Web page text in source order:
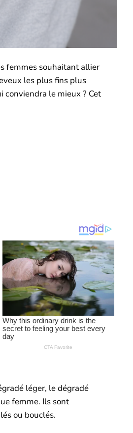
femmes souhaitant allier
les plus fins plus
conviendra le mieux ? Cet
léger, le dégradé
femme. Ils sont
ou bouclés.